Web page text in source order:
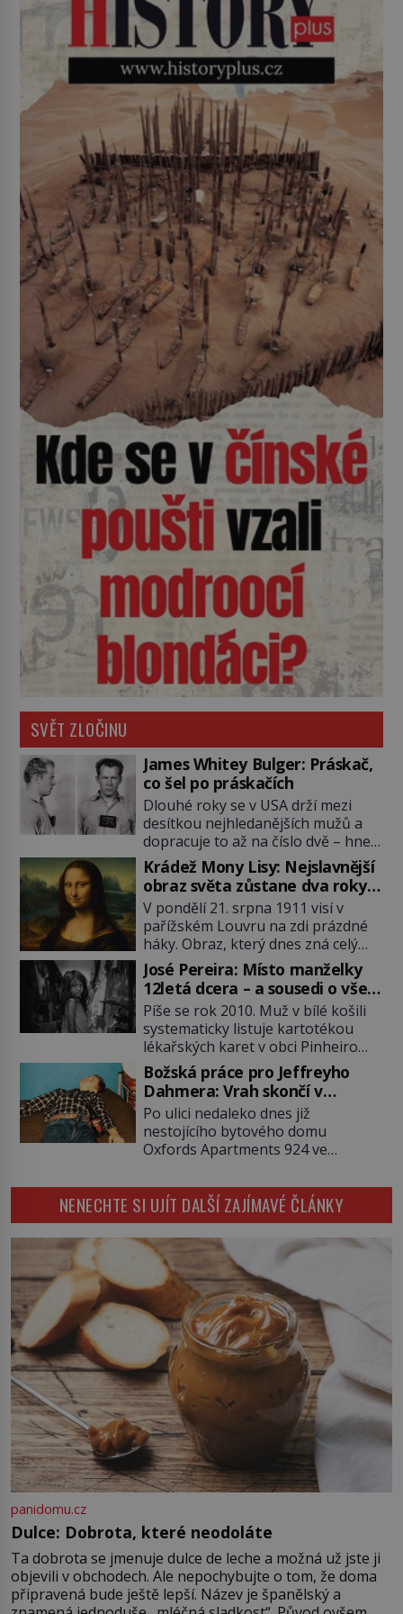
SVĚT ZLOČINU
James Whitey Bulger: Práskač,
co šel po práskačích
Dlouhé roky se v USA drží mezi
desítkou nejhledanějších mužů a
dopracuje to až na číslo dvě – hned
po Usámovi bin Ládinovi (1957–
2011). To je James „Whitey“ Bulger
(1929–2018) viněný ze spoluúčasti
na 19 vraždách, vydírání a lichvy. A
samozřejmě, krom toho je ještě
drogový dealer, který neváhá
odstranit z cesty všechny práskače,
zatímco […]
Krádež Mony Lisy: Nejslavnější
obraz světa zůstane dva roky
nezvěstný
V pondělí 21. srpna 1911 visí v
pařížském Louvru na zdi prázdné
háky. Obraz, který dnes zná celý
svět, je pryč. Zpočátku si nikdo
nemyslí, že jde o krádež.
Zaměstnanci jsou přesvědčeni, že
Mona Lisa je jen v restaurátorské
dílně nebo u fotografa. Když se
ukáže pravda, propukne jeden z
největších honů na zloděje v […]
José Pereira: Místo manželky
12letá dcera – a sousedi o všem
vědí!
Píše se rok 2010. Muž v bílé košili
systematicky listuje kartotékou
lékařských karet v obci Pinheiro
ležící asi 20 kilometrů od farmy s
podivínským majitelem. Něco tu
nesedí. Ledaže… Ledaže by ta
mladá dívka z farmy byla ne
manželkou, ale dcerou – a všechny
ty děti byly zplozené v incestu. Na
Božská práce pro Jeffreyho
Dahmera: Vrah skončí v
tratolišti krve ve vězeňských
umývárnách
Po ulici nedaleko dnes již
nestojícího bytového domu
Oxfords Apartments 924 ve
potácí zcela zmatený 14letý
Konerak Sinthasomphone. Když ho
zastaví policejní hlídka, ochable jí
nadiktuje adresu „jeho kamaráda“.
Strážníci ho dopraví zpět do
udaného bytu. Oním „kamarádem“
je ovšem jeden z nejslavnějších
vrahů, Jeffrey Dahmer (1960–1994).
Je 27. května 1991. […]
NENECHTE SI UJÍT DALŠÍ ZAJÍMAVÉ ČLÁNKY
panidomu.cz
Dulce: Dobrota, které neodoláte
Ta dobrota se jmenuje dulce de leche a možná už jste ji
objevili v obchodech. Ale nepochybujte o tom, že doma
připravená bude ještě lepší. Název je španělský a